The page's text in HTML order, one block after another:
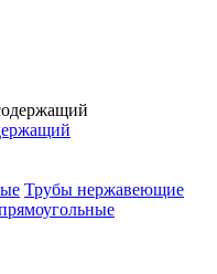
Трубы нержавеющие